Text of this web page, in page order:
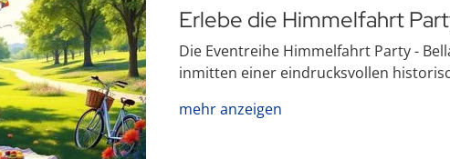
Erlebe die Himmelfahrt
Die Eventreihe Himmelfahrt Party -
inmitten einer eindrucksvollen
mehr anzeigen